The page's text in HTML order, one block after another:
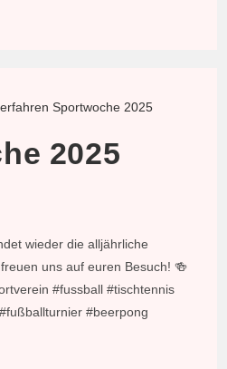
2025
wieder die alljährliche
uns auf euren Besuch! 🍻
#fussball #tischtennis
#beerpong